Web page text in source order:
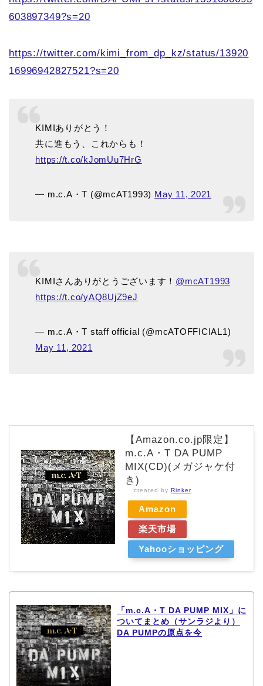
603897349?s=20
https://twitter.com/kimi_from_dp_kz/status/13920
16996942827521?s=20
KIMIありがとう！
共に進もう、これからも！
https://t.co/kJomUu7HrG
— m.c.A・T (@mcAT1993) May 11, 2021
KIMIさんありがとうございます！ @mcAT1993
https://t.co/yAQ8UjZ9eJ
— m.c.A・T staff official (@mcATOFFICIAL1)
May 11, 2021
【Amazon.co.jp限定】
m.c.A・T DA PUMP
MIX(CD)(メガジャケ付
き)
created by Rinker
Amazon
楽天市場
Yahooショッピング
「m.c.A・T DA PUMP MIX」に
ついてまとめ（サンラジより）
DA PUMPの原点を今